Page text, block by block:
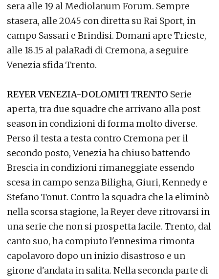
sera alle 19 al Mediolanum Forum. Sempre
stasera, alle 20.45 con diretta su Rai Sport, in
campo Sassari e Brindisi. Domani apre Trieste,
alle 18.15 al palaRadi di Cremona, a seguire
Venezia sfida Trento.
REYER VENEZIA-DOLOMITI TRENTO Serie
aperta, tra due squadre che arrivano alla post
season in condizioni di forma molto diverse.
Perso il testa a testa contro Cremona per il
secondo posto, Venezia ha chiuso battendo
Brescia in condizioni rimaneggiate essendo
scesa in campo senza Biligha, Giuri, Kennedy e
Stefano Tonut. Contro la squadra che la eliminò
nella scorsa stagione, la Reyer deve ritrovarsi in
una serie che non si prospetta facile. Trento, dal
canto suo, ha compiuto l'ennesima rimonta
capolavoro dopo un inizio disastroso e un
girone d'andata in salita. Nella seconda parte di